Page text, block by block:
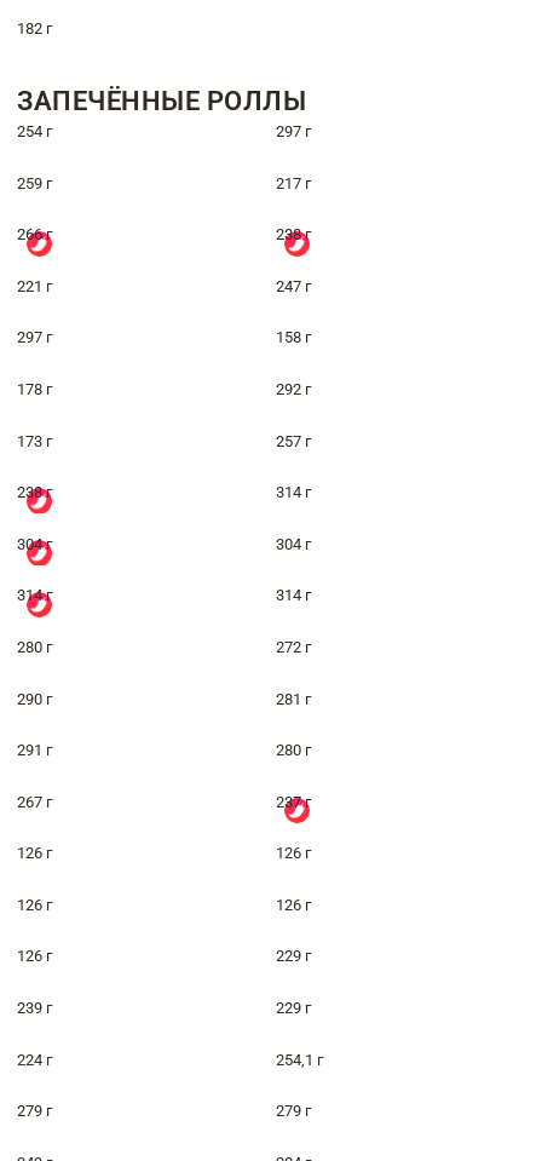
182 г
ЗАПЕЧЁННЫЕ РОЛЛЫ
254 г 297 г
259 г 217 г
266 г 238 г
221 г 247 г
297 г 158 г
178 г 292 г
173 г 257 г
238 г 314 г
304 г 304 г
314 г 314 г
280 г 272 г
290 г 281 г
291 г 280 г
267 г 237 г
126 г 126 г
126 г 126 г
126 г 229 г
239 г 229 г
224 г 254,1 г
279 г 279 г